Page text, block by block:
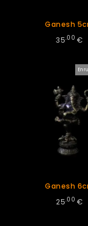
Ganesh
35.00 €
En
Ganesh
25.00 €